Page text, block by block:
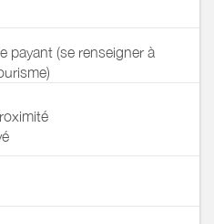
payant (se renseigner à